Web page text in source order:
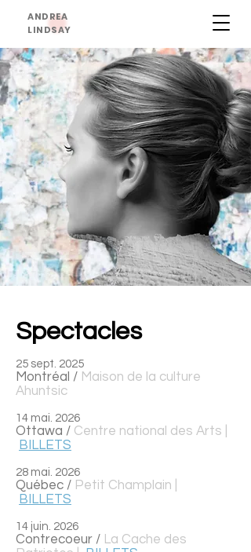
ANDREA
LINDSAY
Spectacles
25 sept. 2025
Montréal / Maison de la culture
Ahuntsic
14 mai. 2026
Ottawa / Centre national des Arts |
BILLETS
28 mai. 2026
Québec / Petit Champlain |
BILLETS
14 juin. 2026
Contrecoeur / La Cache des